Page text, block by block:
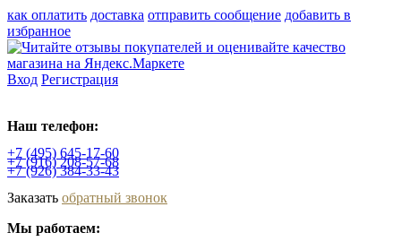
как оплатить доставка отправить сообщение добавить в
избранное
Вход Регистрация
Наш телефон:
+7 (495) 645-17-60
+7 (916)208-57-68
+7 (926)384-33-43
Заказать обратный звонок
Мы работаем: